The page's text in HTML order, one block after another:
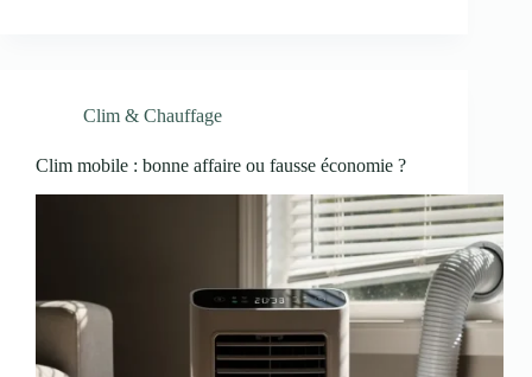
Clim & Chauffage
Clim mobile : bonne affaire ou fausse économie ?